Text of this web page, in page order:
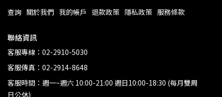
查詢 關於我們 我的帳戶 退款政策 隱私政策 服務條款
聯絡資訊
客服專線：02-2910-5030
客服傳真：02-2914-8648
客服時間：週一~週六 10:00-21:00 週日10:00-18:30 (每月雙周
日公休)